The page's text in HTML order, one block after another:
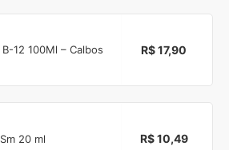
12 100Ml – Calbos R$ 17,90
20 ml R$ 10,49